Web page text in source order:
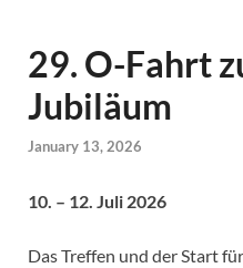
29. O-Fahrt
Jubiläum
January 13, 2026
10. – 12. Juli 2026
Das Treffen und der Start